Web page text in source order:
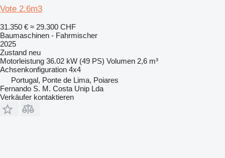
Vote 2.6m3
31.350 € ≈ 29.300 CHF
Baumaschinen - Fahrmischer
2025
Zustand neu
Motorleistung 36.02 kW (49 PS) Volumen 2,6 m³
Achsenkonfiguration 4x4
Portugal, Ponte de Lima, Poiares
Fernando S. M. Costa Unip Lda
Verkäufer kontaktieren